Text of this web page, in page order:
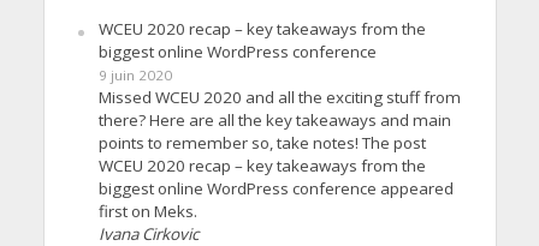
WCEU 2020 recap – key takeaways from the
biggest online WordPress conference
9 juin 2020
Missed WCEU 2020 and all the exciting stuff from
there? Here are all the key takeaways and main
points to remember so, take notes! The post
WCEU 2020 recap – key takeaways from the
biggest online WordPress conference appeared
first on Meks.
Ivana Cirkovic